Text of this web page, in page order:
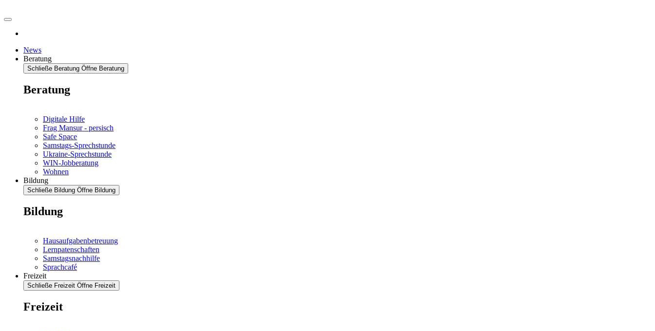
News
Beratung
Schließe Beratung Öffne Beratung
Beratung
Digitale Hilfe
Frag Mansur - persisch
Safe Space
Samstags-Sprechstunde
Ukraine-Sprechstunde
WIN-Jobberatung
Wohnen
Bildung
Schließe Bildung Öffne Bildung
Bildung
Hausaufgabenbetreuung
Lernpatenschaften
Samstagsnachhilfe
Sprachcafé
Freizeit
Schließe Freizeit Öffne Freizeit
Freizeit